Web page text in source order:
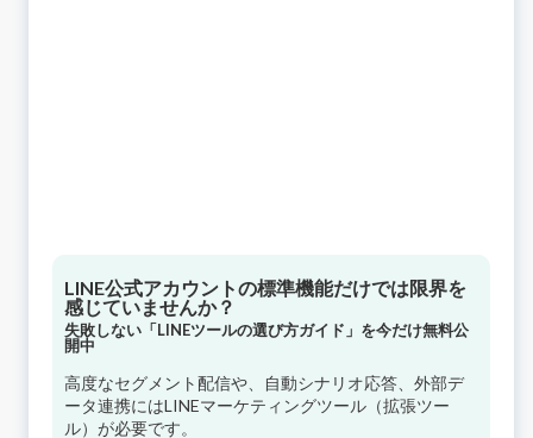
LINE公式アカウントの標準機能だけでは限界を
感じていませんか？
失敗しない「LINEツールの選び方ガイド」を今だけ無料公
開中
高度なセグメント配信や、自動シナリオ応答、外部デ
ータ連携にはLINEマーケティングツール（拡張ツー
ル）が必要です。